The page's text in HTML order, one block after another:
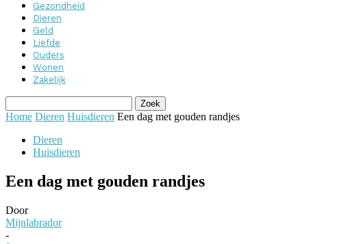
Gezondheid
Dieren
Geld
Liefde
Ouders
Wonen
Zakelijk
Home Dieren Huisdieren Een dag met gouden randjes
Dieren
Huisdieren
Een dag met gouden randjes
Door
Mijnlabrador
-